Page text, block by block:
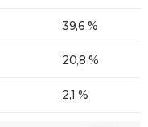
39,6 %
20,8 %
2,1 %